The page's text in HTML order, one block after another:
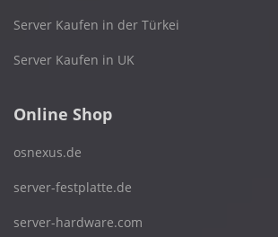
Server Kaufen in der Türkei
Server Kaufen in UK
Online Shop
osnexus.de
server-festplatte.de
server-hardware.com